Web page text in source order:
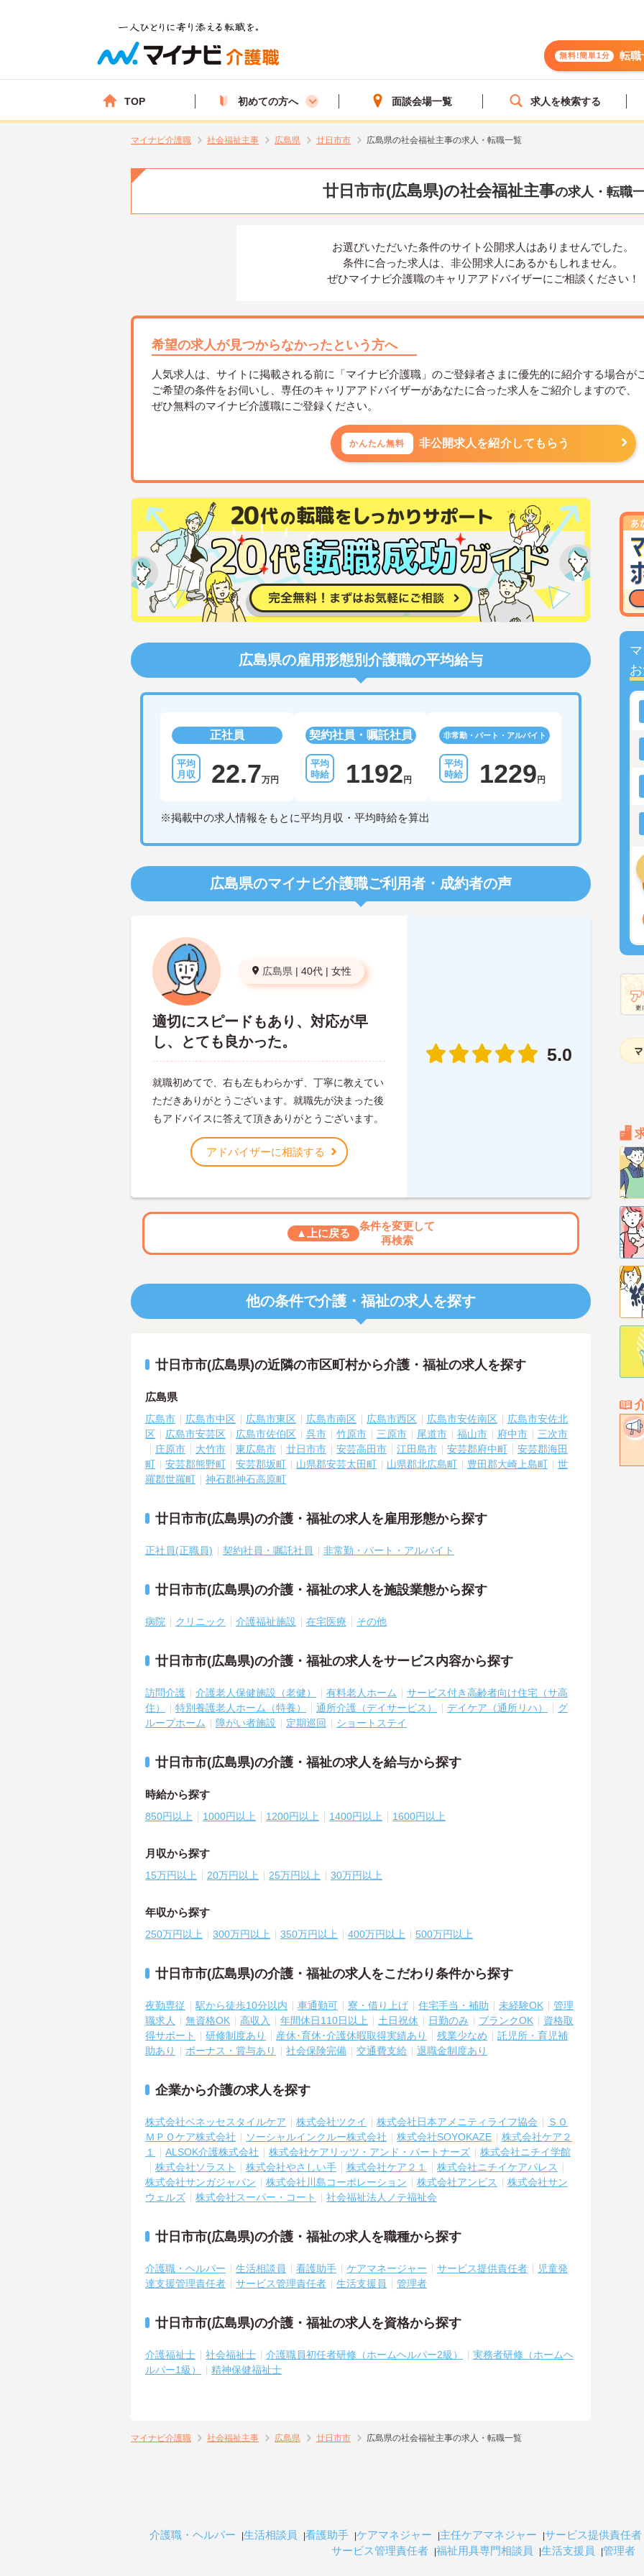
無料!簡単1分 転職
TOP 初めての方へ 面談会場一覧 求人を検索する
マイナビ介護職 社会福祉主事 広島県 廿日市市 広島県の社会福祉主事の求人・転職一覧
廿日市市(広島県)の社会福祉主事の求人・転職
お選びいただいた条件のサイト公開求人はありませんでした。
条件に合った求人は、 非公開求人にあるかもしれません。
ぜひマイナビ介護職のキャリアアドバイザーにご相談ください！
希望の求人が見つからなかったという方へ
人気求人は、サイトに掲載される前に「マイナビ介護職」のご登録者さまに優先的に紹介する場合が
ご希望の条件をお伺いし、専任のキャリアアドバイザーがあなたに合った求人をご紹介しますので、
ぜひ無料のマイナビ介護職にご登録ください。
かんたん無料 非公開求人を紹介してもらう
広島県の雇用形態別介護職の平均給与
正社員
22.7万円
契約社員・嘱託社員
1192 円
非常勤・パート・アルバイト
1229 円
※掲載中の求人情報をもとに平均月収・平均時給を算出
広島県のマイナビ介護職ご利用者・成約者の声
広島県 | 40代 | 女性
適切にスピードもあり、対応が早
し、とても良かった。
就職初めてで、右も左もわらかず、丁寧に教えてい
ただきありがとうございます。就職先が決まった後
もアドバイスに答えて頂きありがとうございます。
アドバイザーに相談する
5.0
▲上に戻る
条件を変更して
再検索
他の条件で介護・福祉の求人を探す
廿日市市(広島県)の近隣の市区町村から介護・福祉の求人を探す
広島県
広島市 広島市中区 広島市東区 広島市南区 広島市西区 広島市安佐南区
広島市安佐北
区
広島市安芸区 広島市佐伯区 呉市 竹原市 三原市 尾道市 福山市 府中市
三次市
庄原市
大竹市 東広島市 廿日市市 安芸高田市 江田島市 安芸郡府中町
安芸郡海田
町
安芸郡熊野町 安芸郡坂町 山県郡安芸太田町 山県郡北広島町 豊田郡大崎上島町
世
羅郡世羅町
神石郡神石高原町
廿日市市(広島県)の介護・福祉の求人を雇用形態から探す
正社員(正職員) 契約社員・嘱託社員 非常勤・パート・アルバイト
廿日市市(広島県)の介護・福祉の求人を施設業態から探す
病院 クリニック 介護福祉施設 在宅医療 その他
廿日市市(広島県)の介護・福祉の求人をサービス内容から探す
訪問介護 介護老人保健施設（老健） 有料老人ホーム
サービス付き高齢者向け住宅（サ高
住）
特別養護老人ホーム（特養） 通所介護（デイサービス） デイケア（通所リハ）
グ
ループホーム
障がい者施設 定期巡回 ショートステイ
廿日市市(広島県)の介護・福祉の求人を給与から探す
時給から探す
850円以上 1000円以上 1200円以上 1400円以上 1600円以上
月収から探す
15万円以上 20万円以上 25万円以上 30万円以上
年収から探す
250万円以上 300万円以上 350万円以上 400万円以上 500万円以上
廿日市市(広島県)の介護・福祉の求人をこだわり条件から探す
夜勤専従 駅から徒歩10分以内 車通勤可 寮・借り上げ 住宅手当・補助 未経験OK
管理
職求人
無資格OK 高収入 年間休日110日以上 土日祝休 日勤のみ ブランクOK
資格取
得サポート
研修制度あり 産休･育休･介護休暇取得実績あり 残業少なめ
託児所・育児補
助あり
ボーナス・賞与あり 社会保険完備 交通費支給 退職金制度あり
企業から介護の求人を探す
株式会社ベネッセスタイルケア 株式会社ツクイ 株式会社日本アメニティライフ協会
ＳＯ
ＭＰＯケア株式会社
ソーシャルインクルー株式会社 株式会社SOYOKAZE
株式会社ケア２
１
ALSOK介護株式会社 株式会社ケアリッツ・アンド・パートナーズ
株式会社ニチイ学館
株式会社ソラスト
株式会社やさしい手 株式会社ケア２１
株式会社ニチイケアパレス
株式会社サンガジャパン
株式会社川島コーポレーション 株式会社アンビス
株式会社サン
ウェルズ
株式会社スーパー・コート 社会福祉法人ノテ福祉会
廿日市市(広島県)の介護・福祉の求人を職種から探す
介護職・ヘルパー 生活相談員 看護助手 ケアマネージャー サービス提供責任者
児童発
達支援管理責任者
サービス管理責任者 生活支援員 管理者
廿日市市(広島県)の介護・福祉の求人を資格から探す
介護福祉士 社会福祉士 介護職員初任者研修（ホームヘルパー2級）
実務者研修（ホームヘ
ルパー1級）
精神保健福祉士
マイナビ介護職 社会福祉主事 広島県 廿日市市 広島県の社会福祉主事の求人・転職一覧
介護職・ヘルパー 生活相談員 看護助手 ケアマネジャー 主任ケアマネジャー
サービス提供責任者
サービス管理責任者
福祉用具専門相談員 生活支援員 管理者